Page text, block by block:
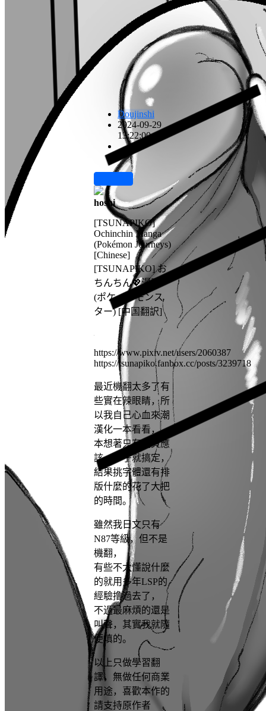
Doujinshi
2024-09-29
13:22:00
hoshi
[TSUNAPIKO]
Ochinchin Manga
(Pokémon Journeys)
[Chinese]
[TSUNAPIKO] お
ちんちん💖漫画
(ポケットモンス
ター) [中国翻訳]
https://www.pixiv.net/users/2060387
https://tsunapiko.fanbox.cc/posts/3239718
最近機翻太多了有
些實在辣眼睛，所
以我自己心血來潮
漢化一本看看，
本想著只有幾頁應
該一下子就搞定，
結果挑字體還有排
版什麼的花了大把
的時間。
雖然我日文只有
N87等級，但不是
機翻，
有些不太懂說什麼
的就用多年LSP的
經驗撸過去了，
不過最麻煩的還是
叫聲，其實我就隨
便填的。
以上只做學習翻
譯，無做任何商業
用途，喜歡本作的
請支持原作者